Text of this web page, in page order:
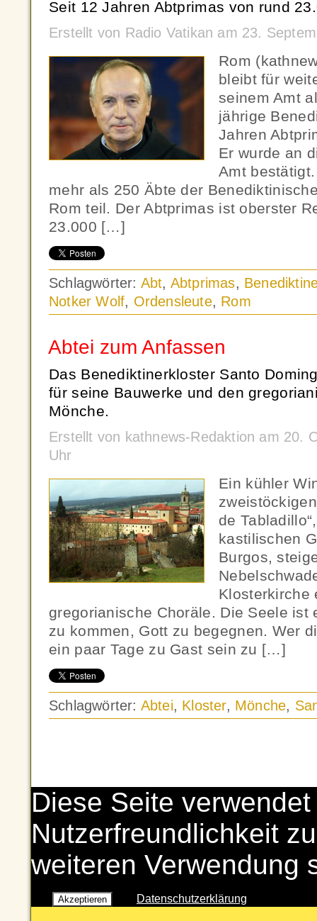
Seit 12 Jahren Abtprimas von rund
Erstellt von Radio Vatikan am 23.
Rom
bleibt für
seinem Amt
jährige
Jahren
Er wurde an
Amt
mehr als 250 Äbte der
Rom teil. Der Abtprimas ist oberster
23.000 […]
Schlagwörter: Abt, Abtprimas,
Notker Wolf, Ordensleute, Rom
Abtei zum Anfassen
Das Benediktinerkloster Santo
für seine Bauwerke und den
Mönche.
Erstellt von kathnews-Redaktion am 20.
Uhr
Ein kühler
de
kastilischen
Burgos,
Klosterkirche
gregorianische Choräle. Die Seele ist
zu kommen, Gott zu begegnen. Wer
ein paar Tage zu Gast sein zu […]
Schlagwörter: Abtei, Kloster, Mönche,
Diese Seite
Nutzerfreundlichkeit
weiteren Verwendung
Akzeptieren Datenschutzerklärung